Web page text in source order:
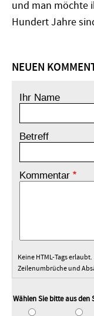
und man möchte
Hundert Jahre
NEUEN
Ihr Name
Betreff
Kommentar
Keine HTML-Tags erlaubt.
Zeilenumbrüche und
Wählen Sie bitte aus